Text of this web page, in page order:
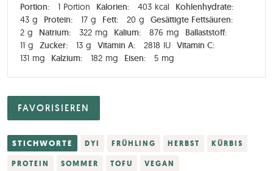
Portion: 1 Portion Kalorien: 403 kcal
Kohlenhydrate:
43 g Protein: 17 g Fett: 20 g
Gesättigte Fettsäuren:
2 g Natrium: 322 mg Kalium: 876 mg
Ballaststoff:
11 g Zucker: 13 g Vitamin A: 2818 IU Vitamin C:
131 mg Kalzium: 182 mg Eisen: 5 mg
FAVORISIEREN
STICHWORTE DYI FRÜHLING HERBST KÜRBIS
PROTEIN SOMMER TOFU VEGAN